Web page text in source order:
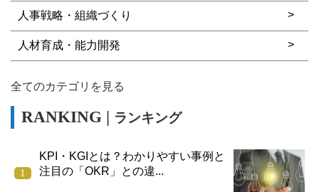
人事戦略・組織づくり
人材育成・能力開発
全てのカテゴリを見る
ランキング
KPI・KGIとは？わかりやすい事例と
注目の「OKR」との違...